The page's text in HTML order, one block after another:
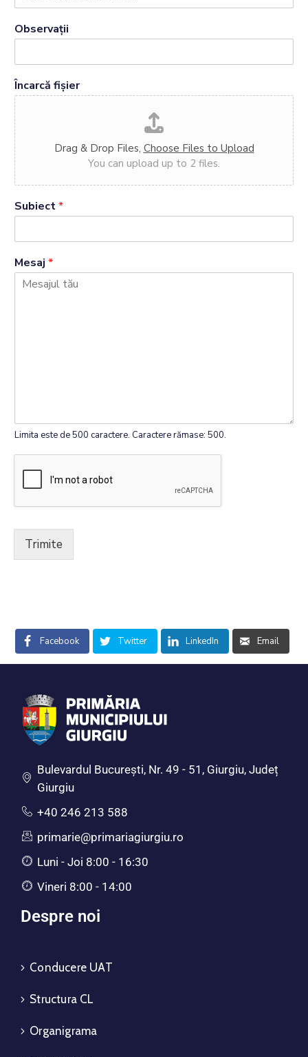
Observații
Încarcă fișier
Drag & Drop Files, Choose Files to Upload
You can upload up to 2 files.
Subiect*
Mesaj *
Limita este de 500 caractere. Caractere rămase: 500.
Trimite
Facebook Twitter LinkedIn Email
Bulevardul Bucureşti, Nr. 49 - 51, Giurgiu, Județ
Giurgiu
+40 246 213 588
primarie@primariagiurgiu.ro
Luni - Joi 8:00 - 16:30
Vineri 8:00 - 14:00
Despre noi
Conducere UAT
Structura CL
Organigrama